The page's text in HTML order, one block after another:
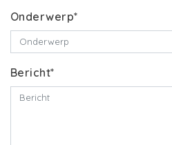
Onderwerp*
Bericht*